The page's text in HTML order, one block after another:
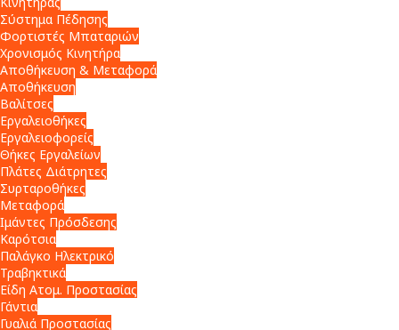
Σύστημα Πέδησης
Φορτιστές Μπαταριών
Χρονισμός Κινητήρα
Αποθήκευση & Μεταφορά
Αποθήκευση
Βαλίτσες
Εργαλειοθήκες
Εργαλειοφορείς
Θήκες Εργαλείων
Πλάτες Διάτρητες
Συρταροθήκες
Μεταφορά
Ιμάντες Πρόσδεσης
Καρότσια
Παλάγκο Ηλεκτρικό
Τραβηκτικά
Είδη Ατομ. Προστασίας
Γάντια
Γυαλιά Προστασίας